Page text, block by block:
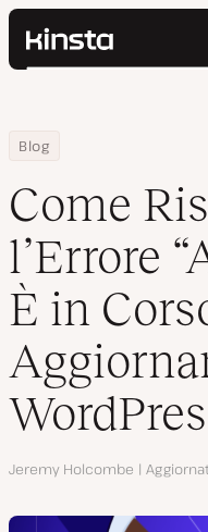
Kinsta®
Contatti
Cerca
Home
Centro Risorse
Blog
Come Risolvere l’Errore
Come
l’Errore
È in
Autore
Jeremy Holcombe